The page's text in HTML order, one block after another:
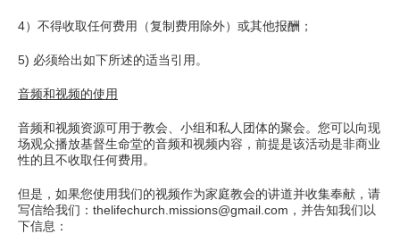
4）不得收取任何费用（复制费用除外）或其他报酬；
5) 必须给出如下所述的适当引用。
音频和视频的使用
音频和视频资源可用于教会、小组和私人团体的聚会。您可以向现
场观众播放基督生命堂的音频和视频内容，前提是该活动是非商业
性的且不收取任何费用。
但是，如果您使用我们的视频作为家庭教会的讲道并收集奉献，请
写信给我们：thelifechurch.missions@gmail.com，并告知我们以
下信息：